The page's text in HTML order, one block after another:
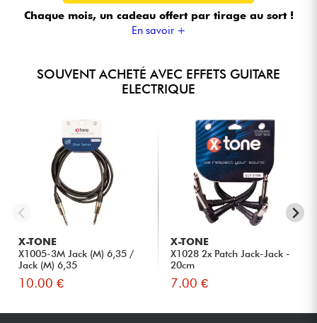
Chaque mois, un cadeau offert par tirage au sort !
En savoir +
SOUVENT ACHETÉ AVEC EFFETS GUITARE
ELECTRIQUE
X-TONE
X1005-3M Jack (M) 6,35 /
Jack (M) 6,35
10.00 €
X-TONE
X1028 2x Patch Jack-Jack -
20cm
7.00 €